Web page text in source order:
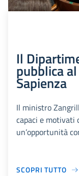
Il
pubblica
Sapienza
Il ministro
capaci e motivati
un’opportunità
SCOPRI TUTTO